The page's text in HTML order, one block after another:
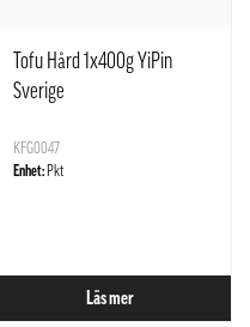
Tofu Hård 1x400g YiPin
Sverige
KFG0047
Enhet: Pkt
Läs mer